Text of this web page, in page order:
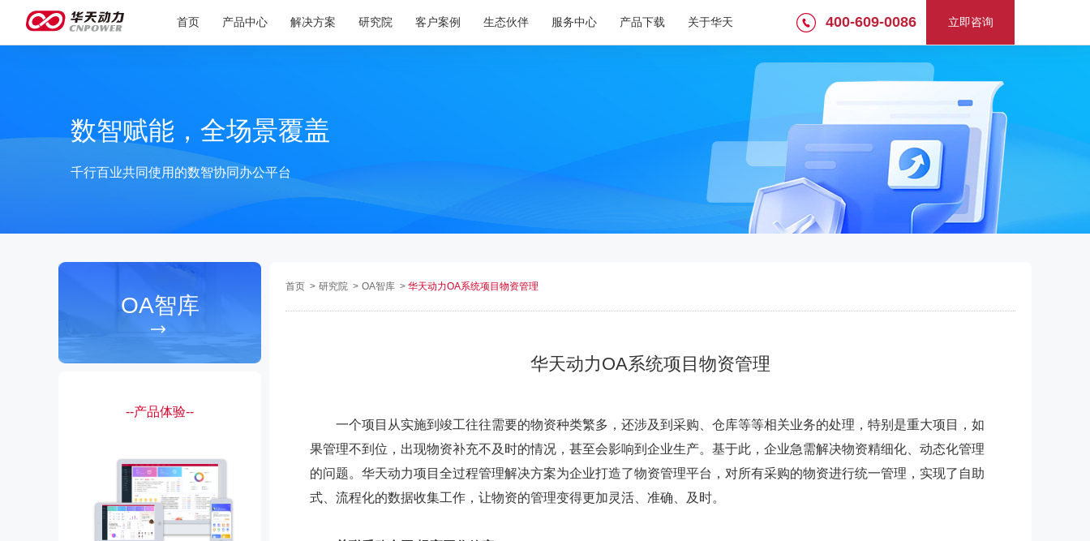
首页 产品中心 解决方案 研究院 客户案例 生态伙伴 服务中心 产品下载 关于华天 400-609-0086 立即咨询
数智赋能，全场景覆盖
千行百业共同使用的数智协同办公平台
OA智库
--产品体验--
首页 > 研究院 > OA智库 > 华天动力OA系统项目物资管理
华天动力OA系统项目物资管理
一个项目从实施到竣工往往需要的物资种类繁多，还涉及到采购、仓库等等相关业务的处理，特别是重大项目，如
果管理不到位，出现物资补充不及时的情况，甚至会影响到企业生产。基于此，企业急需解决物资精细化、动态化管理
的问题。华天动力项目全过程管理解决方案为企业打造了物资管理平台，对所有采购的物资进行统一管理，实现了自助
式、流程化的数据收集工作，让物资的管理变得更加灵活、准确、及时。